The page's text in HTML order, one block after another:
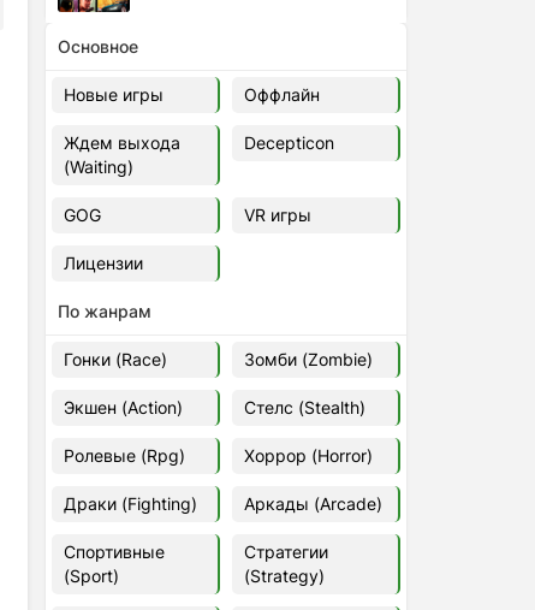
Ghost of Tsushima: Director's Cut
v.1053.8.1023.1614 [RePack
Decepticon] (2024)
2024
Cyberpunk 2077
49.4 GB
Ghost of Tsushima: Director's Cut
v.1053.9.0623.1807 [Папка
Euro Truck Simulator 2 v.1.60.1.7s
[Папка игры] (2012)
37,77 Гб
Forza Horizon 5 v.688.044
[Папка игры] (2021)
2021
Основное
Новые игры Оффлайн
Ждем выхода
(Waiting)
Decepticon
GOG VR игры
Лицензии
По жанрам
Гонки (Race) Зомби (Zombie)
Экшен (Action) Стелс (Stealth)
Ролевые (Rpg) Хоррор (Horror)
Драки (Fighting) Аркады (Arcade)
Спортивные
(Sport)
Стратегии
(Strategy)